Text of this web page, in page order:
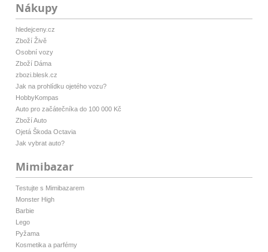
Nákupy
hledejceny.cz
Zboží Živě
Osobní vozy
Zboží Dáma
zbozi.blesk.cz
Jak na prohlídku ojetého vozu?
HobbyKompas
Auto pro začátečníka do 100 000 Kč
Zboží Auto
Ojetá Škoda Octavia
Jak vybrat auto?
Mimibazar
Testujte s Mimibazarem
Monster High
Barbie
Lego
Pyžama
Kosmetika a parfémy